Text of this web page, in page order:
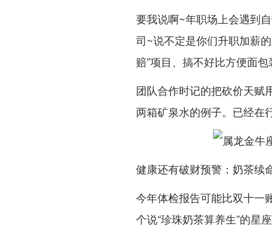
要我说啊~年职场上会遇到
司~说不定是你们升职加薪
赔”项目、搞不好比方便面包
团队合作时记的把砍价天赋
两箱矿泉水的例子。已经在
健康还有破财预警：奶茶续
今年体检报告可能比双十一
个说“珍珠奶茶算养生”的星